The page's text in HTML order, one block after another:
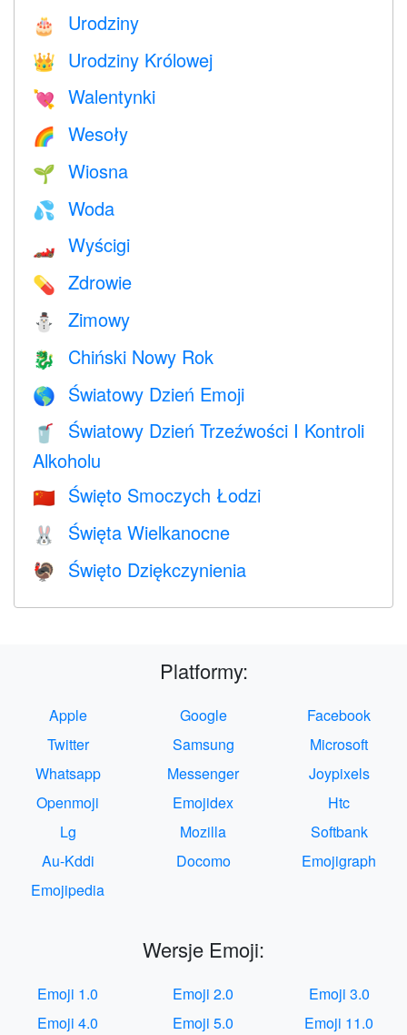
🎂 Urodziny
👑 Urodziny Królowej
💘 Walentynki
🌈 Wesoły
🌱 Wiosna
💦 Woda
🏎 Wyścigi
💊 Zdrowie
⛄ Zimowy
🐉 Chiński Nowy Rok
🌎 Światowy Dzień Emoji
🥤
Światowy Dzień Trzeźwości I Kontroli
Alkoholu
🇨🇳 Święto Smoczych Łodzi
🐰 Święta Wielkanocne
🦃 Święto Dziękczynienia
Platformy:
Apple Google
Facebook
Twitter
Samsung
Microsoft
Whatsapp
Messenger
Joypixels
Openmoji
Emojidex
Htc
Lg
Mozilla
Softbank
Au-Kddi
Docomo
Emojigraph
Emojipedia
Wersje Emoji:
Emoji 1.0 Emoji 2.0
Emoji 3.0
Emoji 4.0
Emoji 5.0 Emoji 11.0